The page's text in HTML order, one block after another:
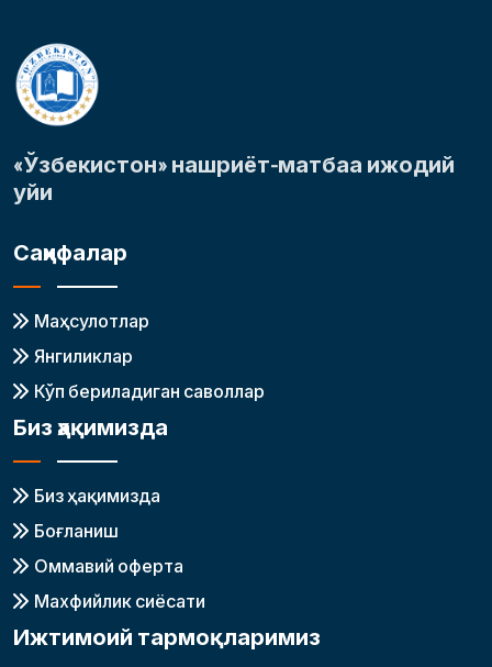
«Ўзбекистон» нашриёт-матбаа ижодий
уйи
Саҳифалар
Маҳсулотлар
Янгиликлар
Кўп бериладиган саволлар
Биз ҳақимизда
Биз ҳақимизда
Боғланиш
Оммавий оферта
Махфийлик сиёсати
Ижтимоий тармоқларимиз